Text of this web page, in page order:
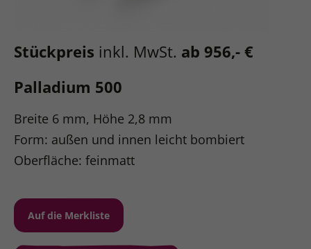
Stückpreis inkl. MwSt. ab 956,- €
Palladium 500
Breite 6 mm, Höhe 2,8 mm
Form: außen und innen leicht bombiert
Oberfläche: feinmatt